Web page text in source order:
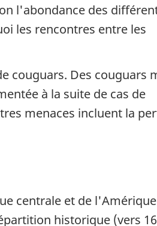
l'abondance des
les rencontres entre les
couguars. Des couguars
à la suite de cas de
menaces incluent la
centrale et de
historique (vers